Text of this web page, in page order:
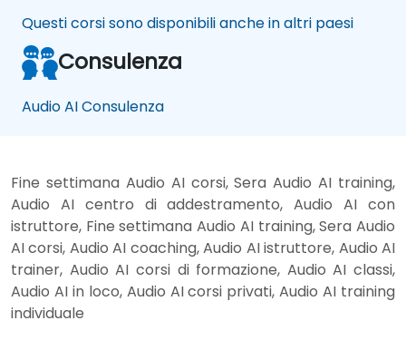
Questi corsi sono disponibili anche in altri paesi
Consulenza
Audio AI Consulenza
Fine settimana Audio AI corsi, Sera Audio AI training,
Audio AI centro di addestramento, Audio AI con
istruttore, Fine settimana Audio AI training, Sera Audio
AI corsi, Audio AI coaching, Audio AI istruttore, Audio AI
trainer, Audio AI corsi di formazione, Audio AI classi,
Audio AI in loco, Audio AI corsi privati, Audio AI training
individuale